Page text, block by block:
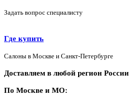
Задать вопрос специалисту
Где купить
Салоны в Москве и Санкт-Петербурге
Доставляем в любой регион России
По Москве и МО: